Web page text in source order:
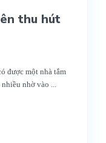
thu hút
được một nhà tắm
nhờ vào ...